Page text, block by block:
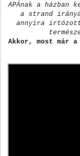
APÁnak a házban
a strand
annyira
Akkor, most már